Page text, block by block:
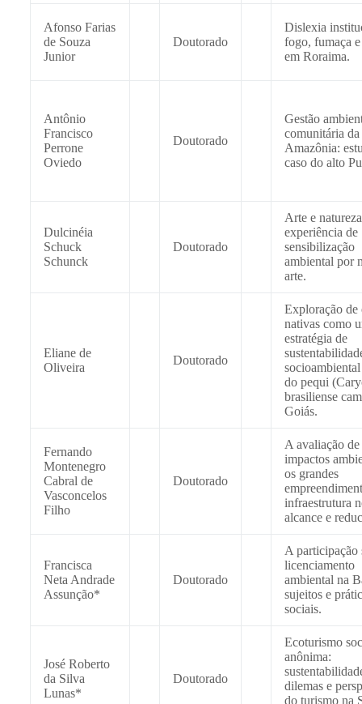
Afonso Farias
de Souza
Junior
Doutorado
Dislexia
fogo, fumaça
em Roraima.
Antônio
Francisco
Perrone
Oviedo
Doutorado
Gestão
comunitária da
Amazônia:
caso do alto
Dulcinéia
Schuck
Schunck
Doutorado
Arte e
experiência de
sensibilização
ambiental por
arte.
Eliane de
Oliveira
Doutorado
Exploração de
nativas como
estratégia de
do pequi
brasiliense
Goiás.
Fernando
Montenegro
Cabral de
Vasconcelos
Filho
Doutorado
A avaliação de
impactos
os grandes
infraestrutura
alcance e
Francisca
Neta Andrade
Assunção*
Doutorado
A participação
licenciamento
ambiental na
sujeitos e
sociais.
José Roberto
da Silva
Lunas*
Doutorado
Ecoturismo
anônima:
dilemas e
do turismo na